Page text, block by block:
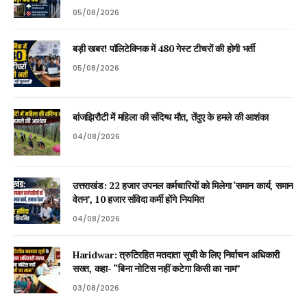
05/08/2026
बड़ी खबर! पॉलिटेक्निक में 480 गेस्ट टीचरों की होगी भर्ती
05/08/2026
बांजझिरौटी में महिला की संदिग्ध मौत, तेंदुए के हमले की आशंका
04/08/2026
उत्तराखंड: 22 हजार उपनल कर्मचारियों को मिलेगा ‘समान कार्य, समान
वेतन’, 10 हजार संविदा कर्मी होंगे नियमित
04/08/2026
Haridwar: त्रुटिरहित मतदाता सूची के लिए निर्वाचन अधिकारी
सख्त, कहा- “बिना नोटिस नहीं कटेगा किसी का नाम”
03/08/2026